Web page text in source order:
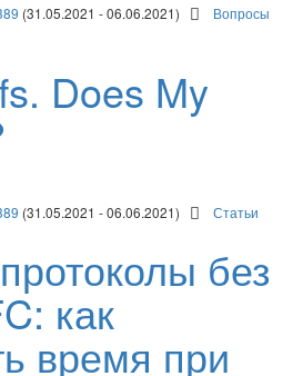
(31.05.2021 - 06.06.2021)
Вопросы
Does My
(31.05.2021 - 06.06.2021) Статьи
без
как
время при